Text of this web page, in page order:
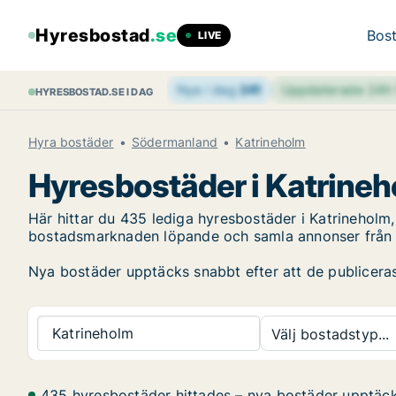
Hyresbostad.se LIVE
HYRESBOSTAD.SE I DAG Nya i dag241 Uppdaterade 24h
Hyra bostäder Södermanland Katrineholm
Hyresbostäder i
Här hittar du 435 lediga hyresbostäder i
bostadsmarknaden löpande och samla annonser
Nya bostäder upptäcks snabbt efter att de
Katrineholm Välj bostadstyp...